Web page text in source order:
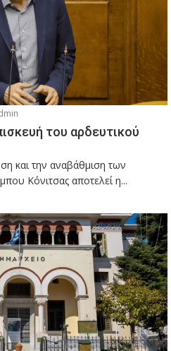
του αρδευτικού
και την αναβάθμιση των
Κόνιτσας αποτελεί η...